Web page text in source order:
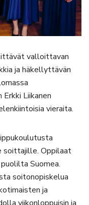
valloittavan
ja häkellyttävän
Liikanen
vieraita.
soittajille. Oppilaat
Suomea.
soitonopiskelua
ja